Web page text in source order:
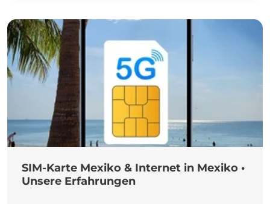
SIM-Karte Mexiko & Internet in Mexiko •
Unsere Erfahrungen